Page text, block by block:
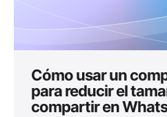
Cómo usar un
para reducir el
compartir en